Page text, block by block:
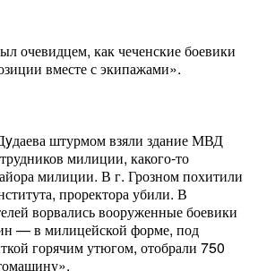
очевидцем, как чеченские боевики
вместе с экипажами».
штурмом взяли здание МВД
милиции, какого-то
милиции. В г. Грозном похитили
проректора убили. В
ворвались вооруженные боевики
— в милицейской форме, под
горячим утюгом, отобрали 750